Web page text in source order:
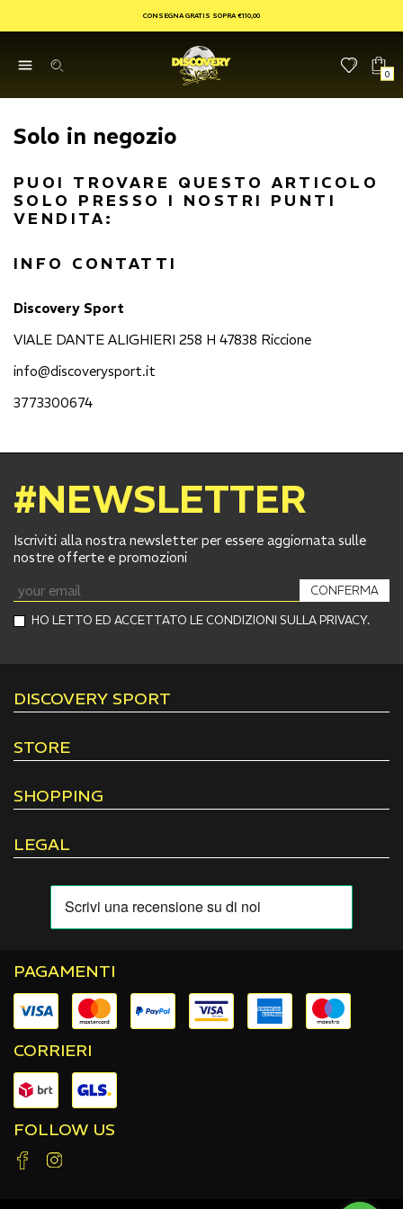
CONSEGNA GRATIS SOPRA €110,00
0
Solo in negozio
PUOI TROVARE QUESTO ARTICOLO
SOLO PRESSO I NOSTRI PUNTI
VENDITA:
INFO CONTATTI
Discovery Sport
VIALE DANTE ALIGHIERI 258 H 47838 Riccione
info@discoverysport.it
3773300674
#NEWSLETTER
Iscriviti alla nostra newsletter per essere aggiornata sulle
nostre offerte e promozioni
HO LETTO ED ACCETTATO LE CONDIZIONI SULLA PRIVACY.
CONFERMA
DISCOVERY SPORT
STORE
SHOPPING
LEGAL
PAGAMENTI
CORRIERI
FOLLOW US